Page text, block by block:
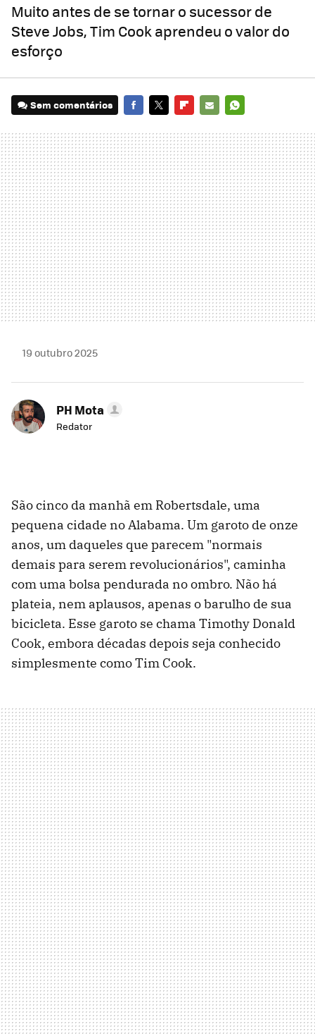
Muito antes de se tornar o sucessor de
Steve Jobs, Tim Cook aprendeu o valor do
esforço
Sem comentários
MAIL
19 outubro 2025
PH Mota
Redator
São cinco da manhã em Robertsdale, uma
pequena cidade no Alabama. Um garoto de onze
anos, um daqueles que parecem "normais
demais para serem revolucionários", caminha
com uma bolsa pendurada no ombro. Não há
plateia, nem aplausos, apenas o barulho de sua
bicicleta. Esse garoto se chama Timothy Donald
Cook, embora décadas depois seja conhecido
simplesmente como Tim Cook.